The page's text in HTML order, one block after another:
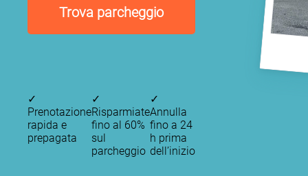
Trova parcheggio
✓
Prenotazione
rapida e
prepagata
✓
Risparmiate
fino al 60%
sul
parcheggio
✓
Annulla
fino a 24
h prima
dell’inizio